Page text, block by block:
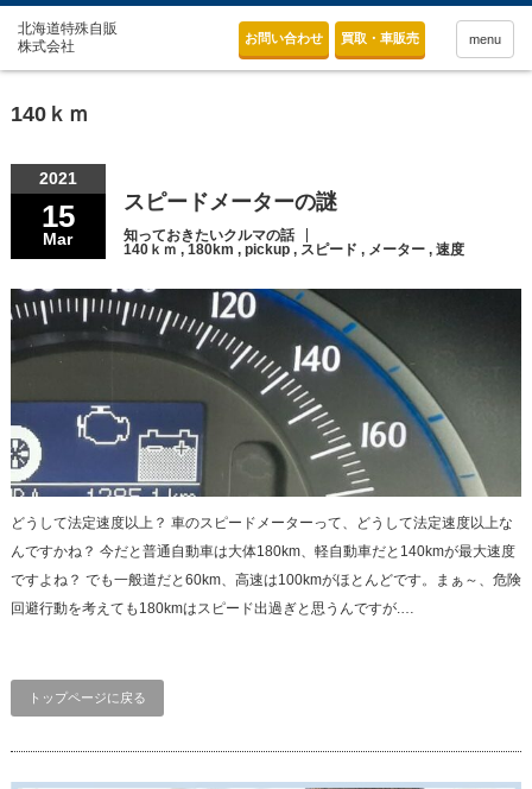
お問い合わせ 買取・車販売 menu
140ｋｍ
2021
15
Mar
スピードメーターの謎
知っておきたいクルマの話
140ｋｍ , 180km , pickup, スピード , メーター, 速度
どうして法定速度以上？ 車のスピードメーターって、どうして法定速度以上な
んですかね？ 今だと普通自動車は大体180km、軽自動車だと140kmが最大速度
ですよね？ でも一般道だと60km、高速は100kmがほとんどです。まぁ～、危険
回避行動を考えても180kmはスピード出過ぎと思うんですが.…
トップページに戻る